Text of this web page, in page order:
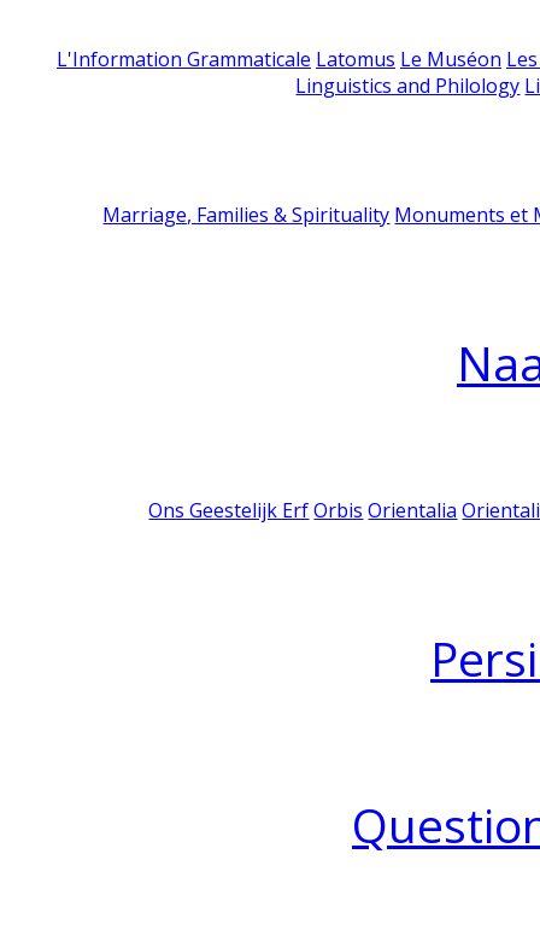
L'Information Grammaticale Latomus Le Muséon
Linguistics and Philology
Marriage, Families & Spirituality Monuments et
Ons Geestelijk Erf Orbis Orientalia